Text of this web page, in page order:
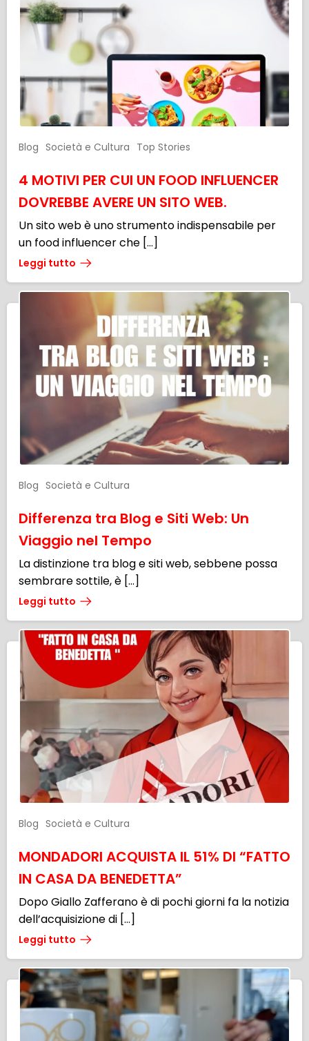
Blog Società e Cultura Top Stories
4 MOTIVI PER CUI UN FOOD INFLUENCER
DOVREBBE AVERE UN SITO WEB.
Un sito web è uno strumento indispensabile per
un food influencer che […]
Leggi tutto
Blog Società e Cultura
Differenza tra Blog e Siti Web: Un
Viaggio nel Tempo
La distinzione tra blog e siti web, sebbene possa
sembrare sottile, è […]
Leggi tutto
Blog Società e Cultura
MONDADORI ACQUISTA IL 51% DI “FATTO
IN CASA DA BENEDETTA”
Dopo Giallo Zafferano è di pochi giorni fa la notizia
dell’acquisizione di […]
Leggi tutto